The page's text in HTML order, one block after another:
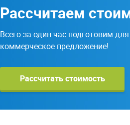
Рассчитаем
Всего за один час подготовим
коммерческое предложение!
Рассчитать стоимость